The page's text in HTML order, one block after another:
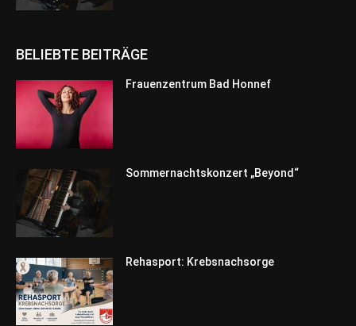
BELIEBTE BEITRÄGE
Frauenzentrum Bad Honnef
Sommernachtskonzert „Beyond“
Rehasport: Krebsnachsorge